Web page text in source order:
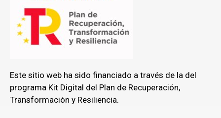
Este sitio web ha sido financiado a través de la del
programa Kit Digital del Plan de Recuperación,
Transformación y Resiliencia.